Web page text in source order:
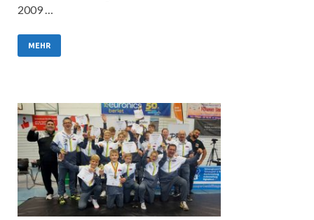
2009 …
MEHR